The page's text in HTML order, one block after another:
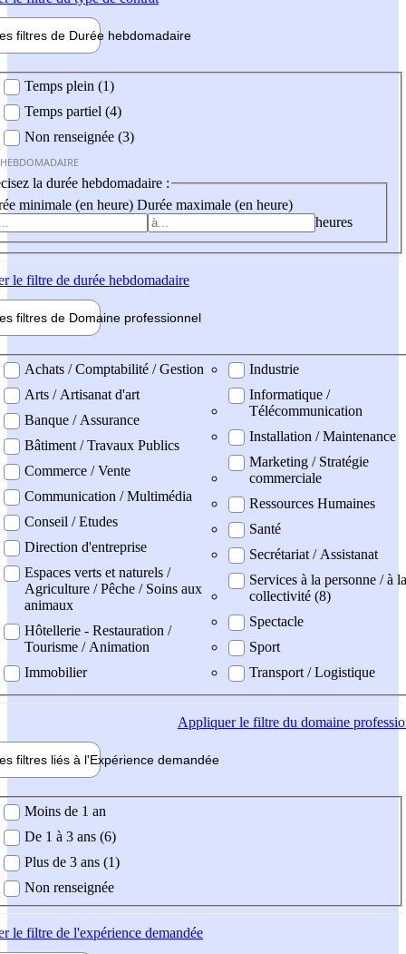
filtres de Durée hebdomadaire
Temps plein (1)
Temps partiel (4)
Non renseignée (3)
la durée hebdomadaire :
minimale (en heure) Durée maximale (en heure)
heures
le filtre de durée hebdomadaire
filtres de Domaine professionnel
professionel
Achats / Comptabilité / Gestion
Arts / Artisanat d'art
Banque / Assurance
Bâtiment / Travaux Publics
Commerce / Vente
Communication / Multimédia
Conseil / Etudes
Direction d'entreprise
Espaces verts et naturels /
Agriculture / Pêche / Soins aux
animaux
Hôtellerie - Restauration /
Tourisme / Animation
Immobilier
Industrie
Informatique /
Télécommunication
Installation / Maintenance
Marketing / Stratégie
commerciale
Ressources Humaines
Santé
Secrétariat / Assistanat
Services à la personne / à la
collectivité (8)
Spectacle
Sport
Transport / Logistique
Appliquerle filtre du domaine
filtres liés à l'Expérience demandée
demandée
Moins de 1 an
De 1 à 3 ans (6)
Plus de 3 ans (1)
Non renseignée
le filtre de l'expérience demandée